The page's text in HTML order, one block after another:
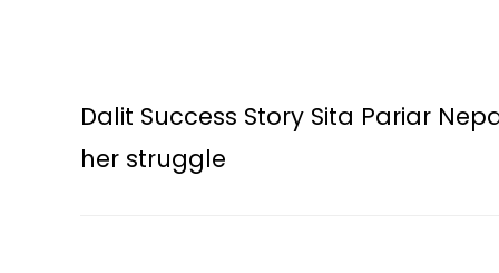
Dalit Success Story Sita Pariar
her struggle